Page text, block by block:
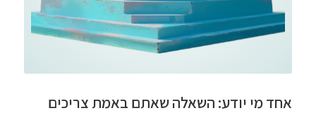
אחד מי יודע: השאלה שאתם באמת צריכים